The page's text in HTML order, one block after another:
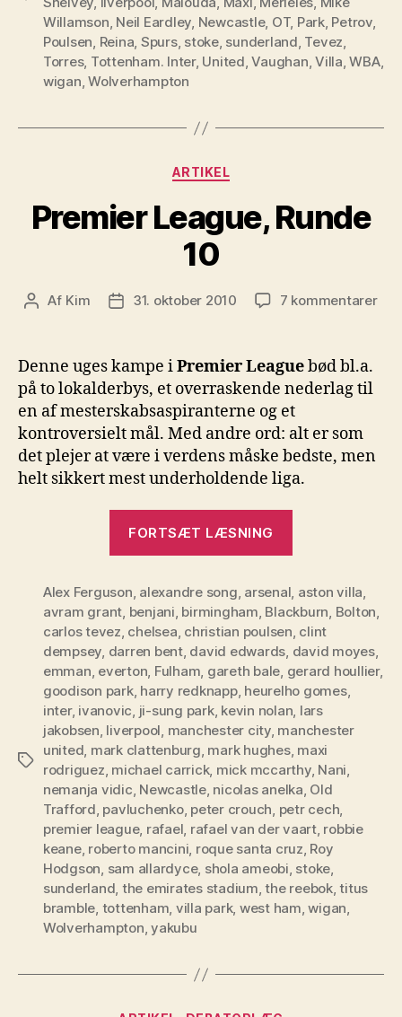
Willamson, Neil Eardley, Newcastle, OT, Park, Petrov,
Poulsen, Reina, Spurs, stoke, sunderland, Tevez,
Torres, Tottenham. Inter, United,Vaughan,Villa,WBA,
wigan,Wolverhampton
Kategorier
ARTIKEL
Premier League, Runde
10
Indlægsforfatter
Af Kim Indlægsdato
31. oktober 2010 7 kommentarertil
Denne uges kampe iPremier Leaguebød bl.a.
på to lokalderbys, et overraskende nederlag til
en af mesterskabsaspiranterne og et
kontroversielt mål. Med andre ord: alt er som
det plejer at være i verdens måske bedste, men
helt sikkert mest underholdende liga.
FORTSÆT LÆSNING
10”
Tags
Alex Ferguson, alexandre song, arsenal, aston villa,
avram grant, benjani, birmingham, Blackburn, Bolton,
carlos tevez, chelsea, christian poulsen, clint
dempsey, darren bent, david edwards, david moyes,
emman, everton, Fulham, gareth bale, gerard houllier,
goodison park, harry redknapp, heurelho gomes,
inter, ivanovic, ji-sung park, kevin nolan, lars
jakobsen, liverpool, manchester city, manchester
united, mark clattenburg, mark hughes, maxi
rodriguez, michael carrick, mick mccarthy, Nani,
nemanja vidic, Newcastle, nicolas anelka, Old
Trafford, pavluchenko, peter crouch, petr cech,
premier league, rafael, rafael van der vaart, robbie
keane, roberto mancini, roque santa cruz, Roy
Hodgson, sam allardyce, shola ameobi, stoke,
sunderland, the emirates stadium,the reebok,titus
bramble, tottenham, villa park, west ham,wigan,
Wolverhampton,yakubu